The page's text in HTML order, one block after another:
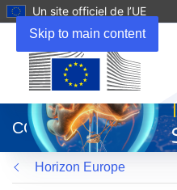
Skip to main content
Un site officiel de l’UE
dans
une
nouvelle
fenêtre)
CORDIS
Horizon Europe